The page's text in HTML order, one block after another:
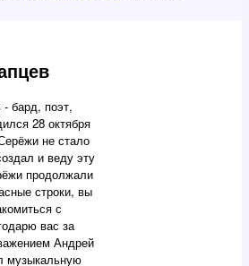
- бард, поэт,
28 октября
не стало
и веду эту
продолжали
строки, вы
с
вас за
Андрей
музыкальную